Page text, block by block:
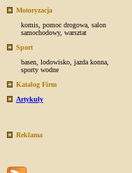
Motoryzacja
komis pomoc drogowa salon
samochodowy, warsztat
Sport
basen lodowisko jazda konna
sporty wodne
Katalog Firm
Artykuły
Reklama